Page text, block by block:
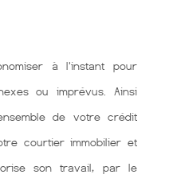
à l'instant pour
ou imprévus. Ainsi
de votre crédit
courtier immobilier et
son travail, par le